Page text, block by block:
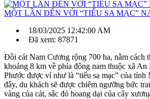
MỘT LẦN ĐẾN VỚI “TIỂU SA MẠC”
18/03/2025 12:42:00 AM
Đã xem: 87871
Đồi cát Nam Cương rộng 700 ha, nằm cách
khoảng 8 km về phía đông nam thuộc xã
Phước được ví như là “tiểu sa mạc” của
đây, du khách sẽ được chiêm ngưỡng bức
vàng của cát, sắc đỏ hoang dại của cây